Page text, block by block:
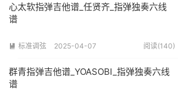
心太软指弹吉他谱_任贤齐_指弹独奏六线
谱
 标准调弦 2025-04-07 阅读(140)
群青指弹吉他谱_YOASOBI_指弹独奏六线
谱